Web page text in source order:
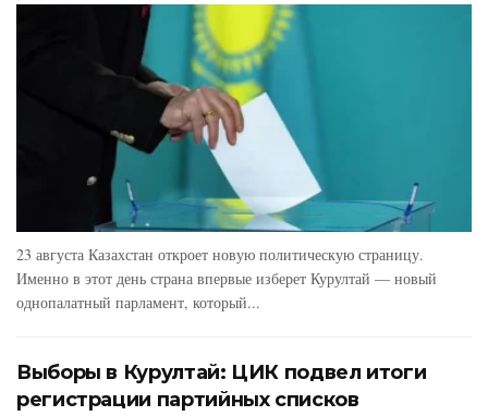
23 августа Казахстан откроет новую политическую страницу.
Именно в этот день страна впервые изберет Курултай — новый
однопалатный парламент, который...
Выборы в Курултай: ЦИК подвел итоги
регистрации партийных списков